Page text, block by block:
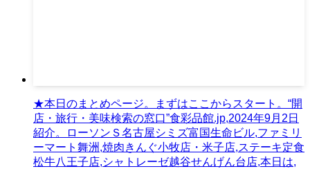
★本日のまとめページ。まずはここからスタート。“開
店・旅行・美味検索の窓口”食彩品館.jp,2024年9月2日
紹介。ローソンＳ名古屋シミズ富国生命ビル,ファミリ
ーマート舞洲,焼肉きんぐ小牧店・米子店,ステーキ定食
松牛八王子店,シャトレーゼ越谷せんげん台店,本日は,